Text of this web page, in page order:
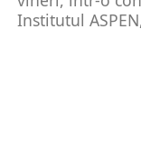
Institutul